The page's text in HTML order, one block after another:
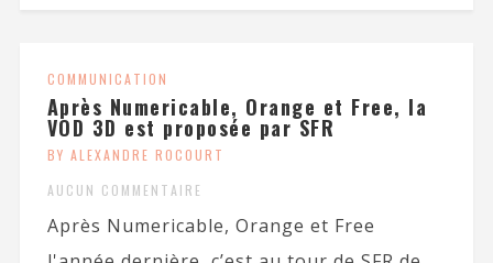
COMMUNICATION
Après Numericable, Orange et Free, la
VOD 3D est proposée par SFR
BY ALEXANDRE ROCOURT
AUCUN COMMENTAIRE
Après Numericable, Orange et Free